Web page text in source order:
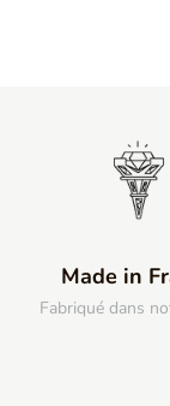
Made in
Fabriqué dans